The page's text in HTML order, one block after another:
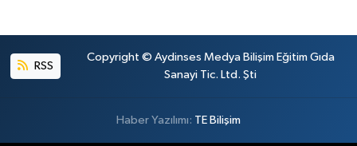
RSS
Copyright © Aydinses Medya Bilişim Eğitim Gıda
Sanayi Tic. Ltd. Şti
Haber Yazılımı: TE Bilişim